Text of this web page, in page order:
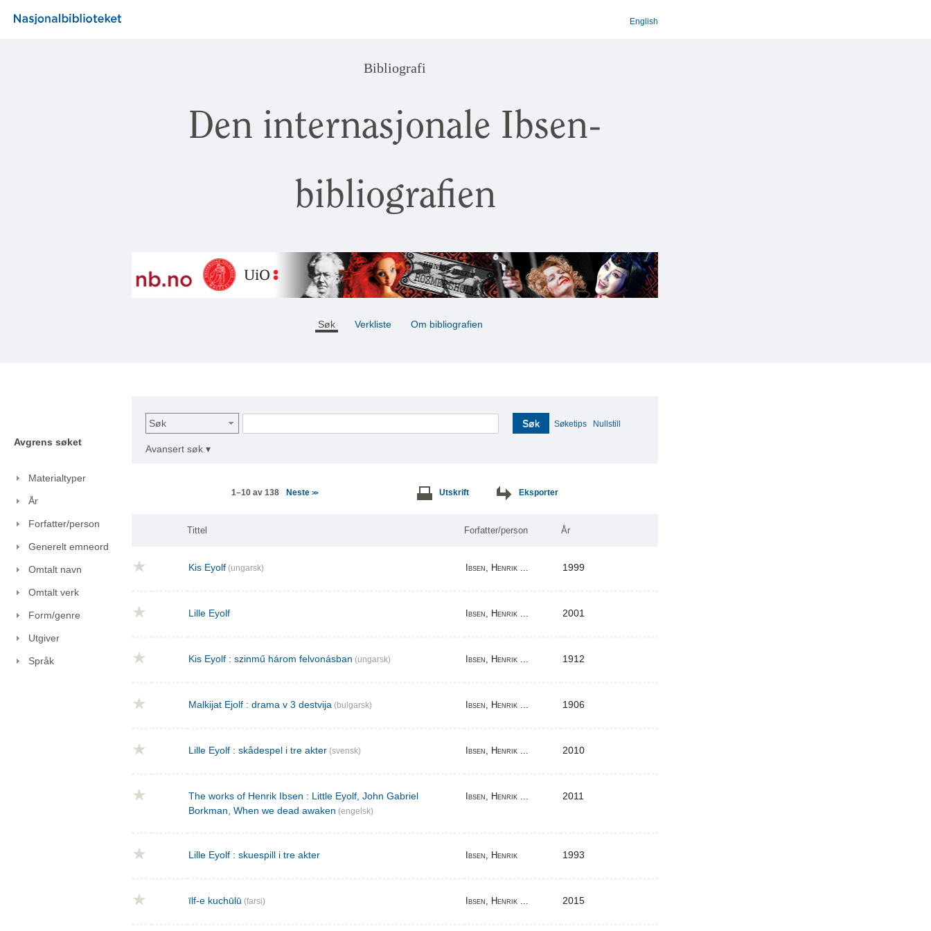
English
Bibliografi
Den internasjonale Ibsen-
bibliografien
Søk Verkliste Om bibliografien
Avgrens søket
Materialtyper
År
Forfatter/person
Generelt emneord
Omtalt navn
Omtalt verk
Form/genre
Utgiver
Språk
Søk Søk Søketips Nullstill
Avansert søk ▾
1–10 av 138 Neste >> Utskrift Eksporter
Tittel Forfatter/person År
Kis Eyolf (ungarsk) Ibsen, Henrik ... 1999
Lille Eyolf Ibsen, Henrik ... 2001
Kis Eyolf : szinmű három felvonásban (ungarsk) Ibsen, Henrik ... 1912
Malkijat Ejolf : drama v 3 destvija (bulgarsk) Ibsen, Henrik ... 1906
Lille Eyolf : skådespel i tre akter (svensk) Ibsen, Henrik ... 2010
The works of Henrik Ibsen : Little Eyolf, John Gabriel
Borkman, When we dead awaken (engelsk)
Ibsen, Henrik ... 2011
Lille Eyolf : skuespill i tre akter Ibsen, Henrik 1993
īlf-e kuchūlū (farsi) Ibsen, Henrik ... 2015